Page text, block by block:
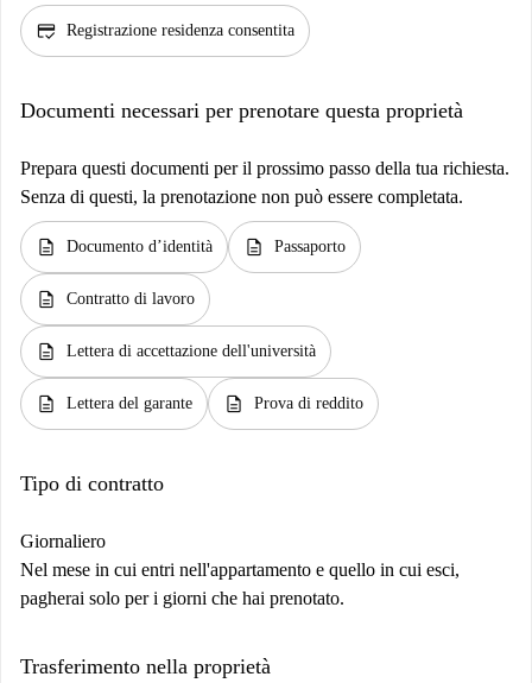
credit_score Registrazione residenza consentita
Documenti necessari per prenotare questa proprietà
Prepara questi documenti per il prossimo passo della tua richiesta.
Senza di questi, la prenotazione non può essere completata.
description Documento d’identità description Passaporto
description Contratto di lavoro
description Lettera di accettazione dell'università
description Lettera del garante description Prova di reddito
Tipo di contratto
Giornaliero
Nel mese in cui entri nell'appartamento e quello in cui esci,
pagherai solo per i giorni che hai prenotato.
Trasferimento nella proprietà